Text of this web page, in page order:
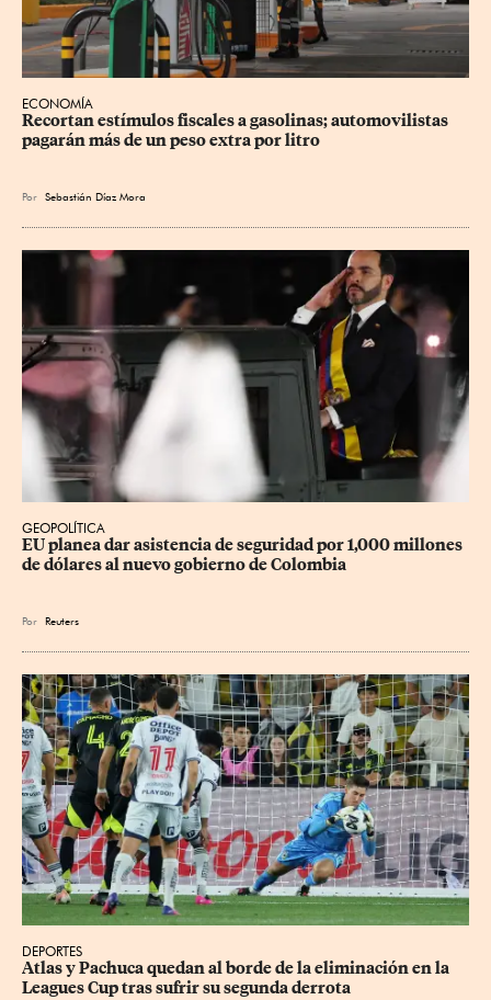
ECONOMÍA
Recortan estímulos fiscales a gasolinas; automovilistas
pagarán más de un peso extra por litro
Por Sebastián Díaz Mora
GEOPOLÍTICA
EU planea dar asistencia de seguridad por 1,000 millones
de dólares al nuevo gobierno de Colombia
Por Reuters
DEPORTES
Atlas y Pachuca quedan al borde de la eliminación en la
Leagues Cup tras sufrir su segunda derrota